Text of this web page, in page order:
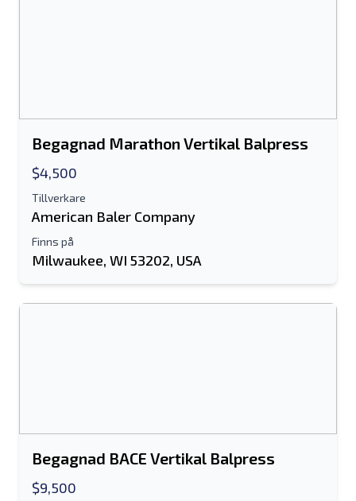
Begagnad Marathon Vertikal Balpress
$4,500
Tillverkare
American Baler Company
Finns på
Milwaukee, WI 53202, USA
Begagnad BACE Vertikal Balpress
$9,500